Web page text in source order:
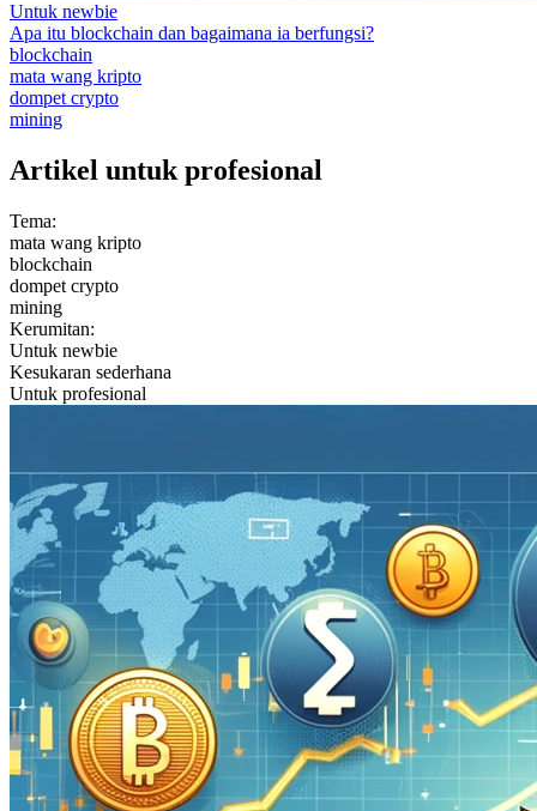
Untuk newbie
Apa itu blockchain dan bagaimana ia berfungsi?
blockchain
mata wang kripto
dompet crypto
mining
Artikel untuk profesional
Tema:
mata wang kripto
blockchain
dompet crypto
mining
Kerumitan:
Untuk newbie
Kesukaran sederhana
Untuk profesional